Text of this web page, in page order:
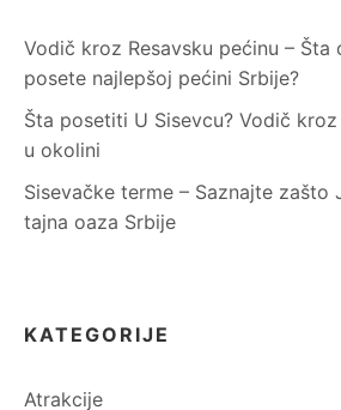
Vodič kroz Resavsku pećinu – Šta
posete najlepšoj pećini Srbije?
Šta posetiti U Sisevcu? Vodič
u okolini
Sisevačke terme – Saznajte zašto
tajna oaza Srbije
KATEGORIJE
Atrakcije